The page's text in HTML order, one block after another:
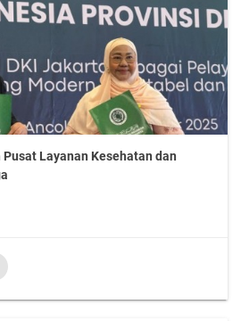
Layanan Kesehatan dan